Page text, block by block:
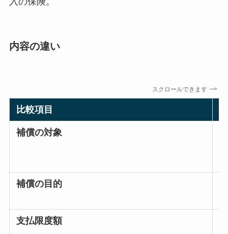
内容の違い
スクロールできます
比較項目
補償の対象
補償の目的
支払限度額